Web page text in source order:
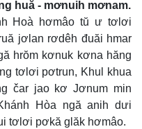
huă - mơnuih mơnam.
Hoà hơmâo tŭ ư tơlơi
jơlan rơdêh đuăi hmar
hrŏm kơnuk kơna hăng
tơlơi pơtrun, Khul khua
čar jao kơ Jơnum min
Hòa ngă anih dưi
tơlơi pơkă glăk hơmâo.